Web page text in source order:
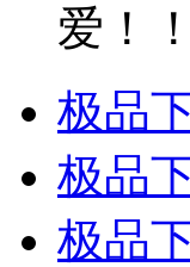
爱！
极品
极品
极品